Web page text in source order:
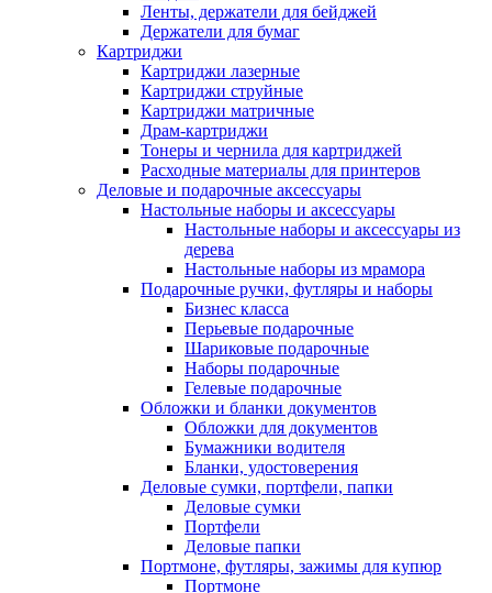
Ленты, держатели для бейджей
Держатели для бумаг
Картриджи
Картриджи лазерные
Картриджи струйные
Картриджи матричные
Драм-картриджи
Тонеры и чернила для картриджей
Расходные материалы для принтеров
Деловые и подарочные аксессуары
Настольные наборы и аксессуары
Настольные наборы и аксессуары из
дерева
Настольные наборы из мрамора
Подарочные ручки, футляры и наборы
Бизнес класса
Перьевые подарочные
Шариковые подарочные
Наборы подарочные
Гелевые подарочные
Обложки и бланки документов
Обложки для документов
Бумажники водителя
Бланки, удостоверения
Деловые сумки, портфели, папки
Деловые сумки
Портфели
Деловые папки
Портмоне, футляры, зажимы для купюр
Портмоне